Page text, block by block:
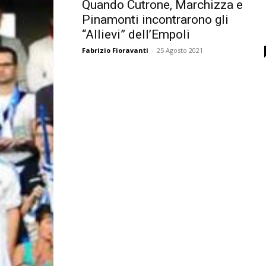
Quando Cutrone, Marchizza e
Pinamonti incontrarono gli
“Allievi” dell’Empoli
Fabrizio Fioravanti - 25 Agosto 2021